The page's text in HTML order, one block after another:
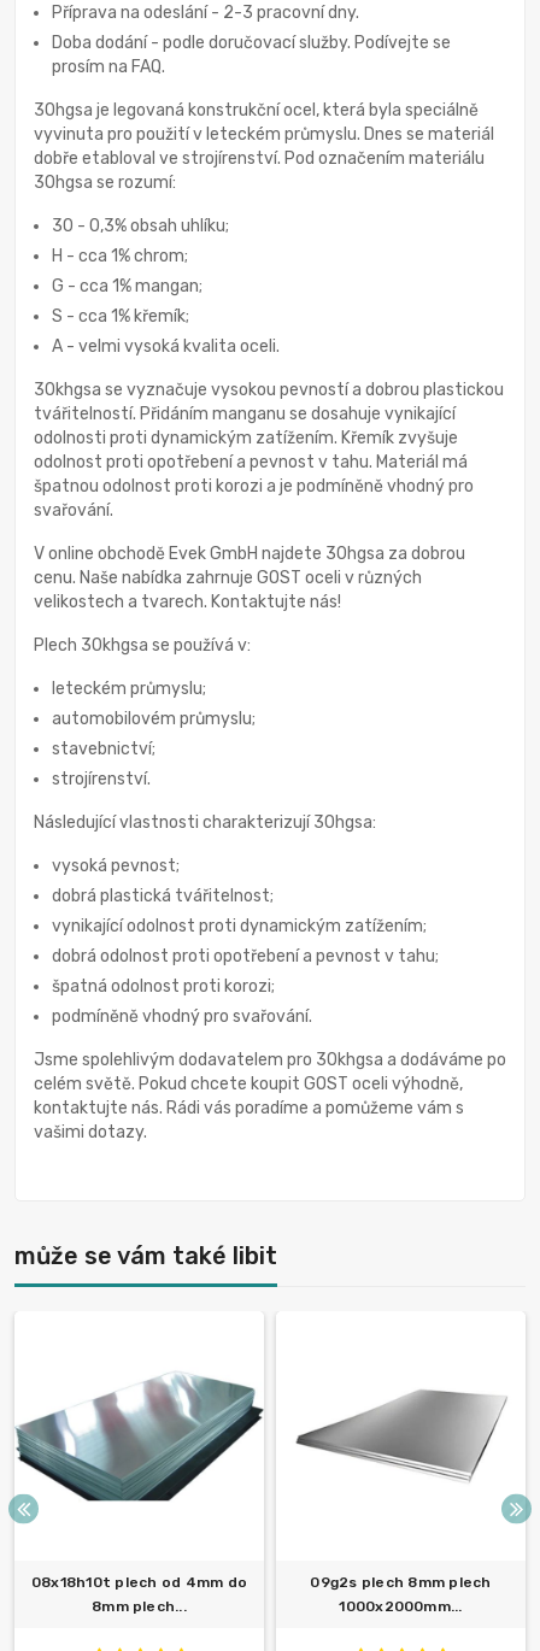
Příprava na odeslání - 2-3 pracovní dny.
Doba dodání - podle doručovací služby. Podívejte se
prosím na FAQ.
30hgsa je legovaná konstrukční ocel, která byla speciálně
vyvinuta pro použití v leteckém průmyslu. Dnes se materiál
dobře etabloval ve strojírenství. Pod označením materiálu
30hgsa se rozumí:
30 - 0,3% obsah uhlíku;
H - cca 1% chrom;
G - cca 1% mangan;
S - cca 1% křemík;
A - velmi vysoká kvalita oceli.
30khgsa se vyznačuje vysokou pevností a dobrou plastickou
tvářitelností. Přidáním manganu se dosahuje vynikající
odolnosti proti dynamickým zatížením. Křemík zvyšuje
odolnost proti opotřebení a pevnost v tahu. Materiál má
špatnou odolnost proti korozi a je podmíněně vhodný pro
svařování.
V online obchodě Evek GmbH najdete 30hgsa za dobrou
cenu. Naše nabídka zahrnuje GOST oceli v různých
velikostech a tvarech. Kontaktujte nás!
Plech 30khgsa se používá v:
leteckém průmyslu;
automobilovém průmyslu;
stavebnictví;
strojírenství.
Následující vlastnosti charakterizují 30hgsa:
vysoká pevnost;
dobrá plastická tvářitelnost;
vynikající odolnost proti dynamickým zatížením;
dobrá odolnost proti opotřebení a pevnost v tahu;
špatná odolnost proti korozi;
podmíněně vhodný pro svařování.
Jsme spolehlivým dodavatelem pro 30khgsa a dodáváme po
celém světě. Pokud chcete koupit GOST oceli výhodně,
kontaktujte nás. Rádi vás poradíme a pomůžeme vám s
vašimi dotazy.
může se vám také libit
08x18h10t plech od 4mm do
8mm plech...
09g2s plech 8mm plech
1000x2000mm...